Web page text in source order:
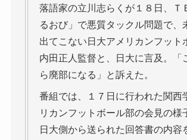
落語家の立川志らくが１８日、Ｔ
るおび」で悪質タックル問題で、
出てこない日大アメリカンフット
内田正人監督と、日大に言及。「
ら廃部になる」と訴えた。
番組では、１７日に行われた関西
リカンフットボール部の会見の様
日大側から送られた回答書の内容